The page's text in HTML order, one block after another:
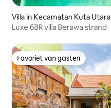
Villa in Kecamatan Kuta Utara
Luxe 6BR villa Berawa strand
Favoriet van gasten
Favoriet van gasten